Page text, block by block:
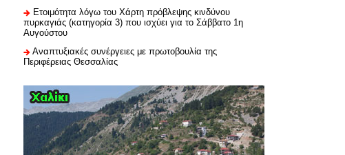
Ετοιμότητα λόγω του Χάρτη πρόβλεψης κινδύνου
πυρκαγιάς (κατηγορία 3) που ισχύει για το Σάββατο 1η
Αυγούστου
Αναπτυξιακές συνέργειες με πρωτοβουλία της
Περιφέρειας Θεσσαλίας